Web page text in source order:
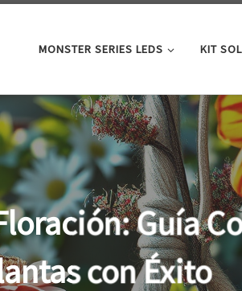
MONSTER SERIES LEDS KIT
clave para un
tus plantas